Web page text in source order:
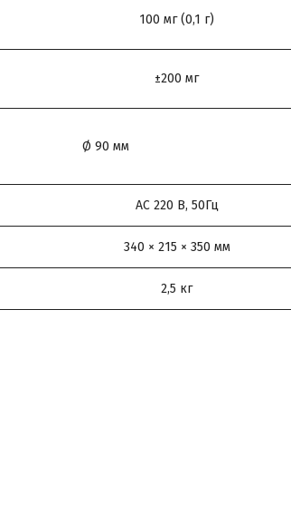
100 мг (0,1 г)
±200 мг
Ø 90 мм
АС 220 В, 50Гц
340 × 215 × 350 мм
2,5 кг